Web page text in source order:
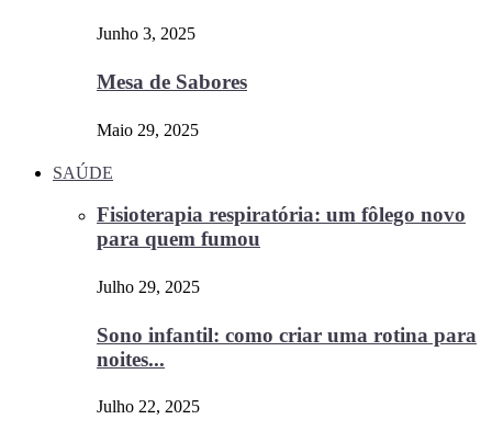
Junho 3, 2025
Mesa de Sabores
Maio 29, 2025
SAÚDE
Fisioterapia respiratória: um fôlego novo
para quem fumou
Julho 29, 2025
Sono infantil: como criar uma rotina para
noites...
Julho 22, 2025